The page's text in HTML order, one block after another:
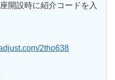
開設時に紹介コードを入
2tho638